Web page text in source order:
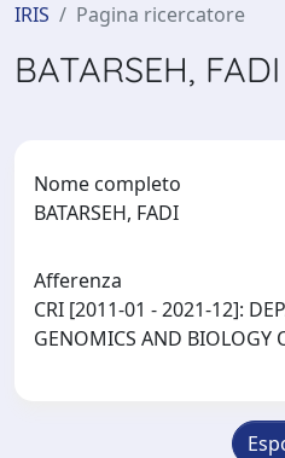
IRIS Pagina ricercatore
BATARSEH, FADI
Nome completo
BATARSEH, FADI
Afferenza
CRI [2011-01 - 2021-12]:
GENOMICS AND BIOLOGY